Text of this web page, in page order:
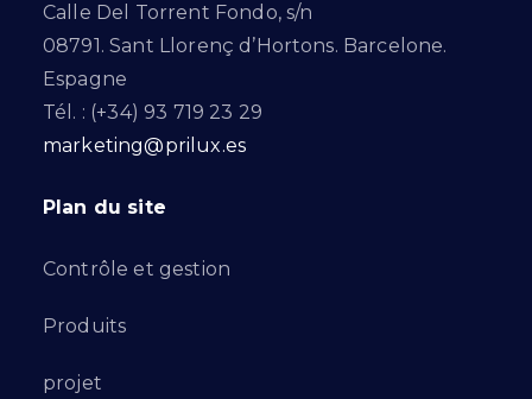
Calle Del Torrent Fondo, s/n
08791. Sant Llorenç d’Hortons. Barcelone.
Espagne
Tél. : (+34) 93 719 23 29
marketing@prilux.es
Plan du site
Contrôle et gestion
Produits
projet